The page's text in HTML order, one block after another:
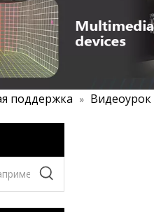
поддержка » Видеоурок